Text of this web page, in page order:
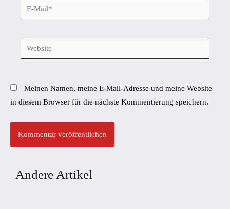
E-
Mail*
Website
Meinen Namen, meine E-Mail-Adresse und meine Website
in diesem Browser für die nächste Kommentierung speichern.
Andere Artikel